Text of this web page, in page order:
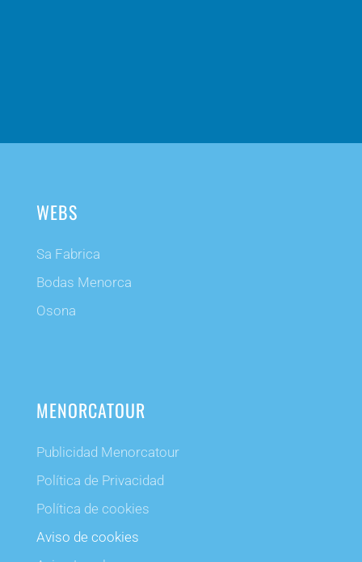
WEBS
Sa Fabrica
Bodas Menorca
Osona
MENORCATOUR
Publicidad Menorcatour
Política de Privacidad
Política de cookies
Aviso de cookies